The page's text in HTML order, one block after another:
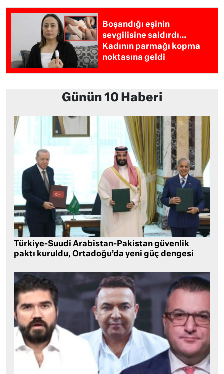
Boşandığı eşinin
sevgilisine saldırdı…
Kadının parmağı kopma
noktasına geldi
Günün 10 Haberi
Türkiye-Suudi Arabistan-Pakistan güvenlik
paktı kuruldu, Ortadoğu’da yeni güç dengesi